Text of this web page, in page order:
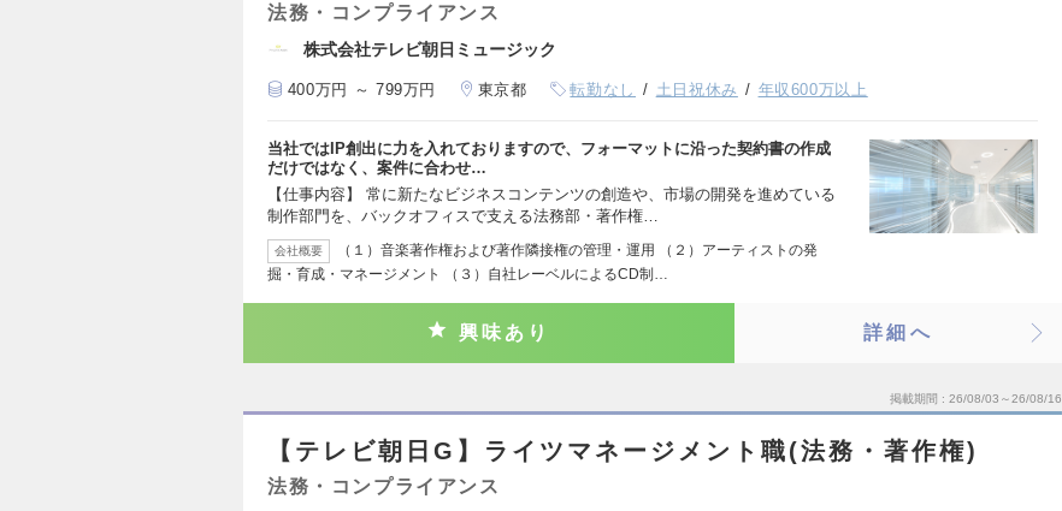
法務・コンプライアンス
株式会社テレビ朝日ミュージック
400万円 ～ 799万円 東京都 転勤なし 土日祝休み 年収600万以上
当社ではIP創出に力を入れておりますので、フォーマットに沿った契約書の作成
だけではなく、案件に合わせ…
【仕事内容】 常に新たなビジネスコンテンツの創造や、市場の開発を進めている
制作部門を、バックオフィスで支える法務部・著作権…
会社概要
（１）音楽著作権および著作隣接権の管理・運用 （２）アーティストの発
掘・育成・マネージメント （３）自社レーベルによるCD制…
興味あり 詳細へ
掲載期間 26/08/03～26/08/16
【テレビ朝日G】ライツマネージメント職(法務・著作権)
法務・コンプライアンス